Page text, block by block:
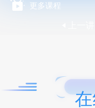
更多课程